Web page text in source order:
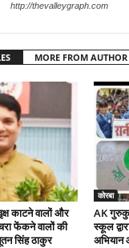
http://thevalleygraph.com
MORE FROM AUTHOR
काटने वालों और
फेंकने वालों की
सिंह ठाकुर
कोरबा
AK
स्कूल
अभियान